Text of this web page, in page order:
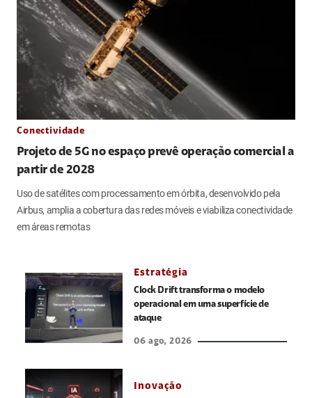
Conectividade
Projeto de 5G no espaço prevê operação comercial a
partir de 2028
Uso de satélites com processamento em órbita, desenvolvido pela
Airbus, amplia a cobertura das redes móveis e viabiliza conectividade
em áreas remotas
Estratégia
Clock Drift transforma o modelo
operacional em uma superfície de
ataque
06 ago, 2026
Inovação